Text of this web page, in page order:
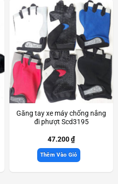
Găng tay xe máy chống nắng
đi phượt Scd3195
47.200₫
Thêm Vào Giỏ